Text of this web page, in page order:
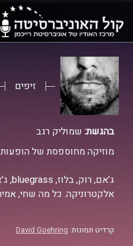
התפריט
הראשי
התוכן
הראשי
זיפים
בהגשת: שמוליק רגב
מוזיקה מחוספסת של הופעות
אלקטרוניקה. כל מה שחי,
קרדיט תמונות: David Goehring